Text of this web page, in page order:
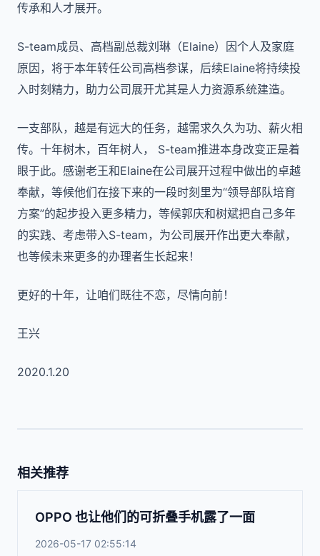
传承和人才展开。
S-team成员、高档副总裁刘琳（Elaine）因个人及家庭
原因，将于本年转任公司高档参谋，后续Elaine将持续投
入时刻精力，助力公司展开尤其是人力资源系统建造。
一支部队，越是有远大的任务，越需求久久为功、薪火相
传。十年树木，百年树人， S-team推进本身改变正是着
眼于此。感谢老王和Elaine在公司展开过程中做出的卓越
奉献，等候他们在接下来的一段时刻里为“领导部队培育
方案”的起步投入更多精力，等候郭庆和树斌把自己多年
的实践、考虑带入S-team，为公司展开作出更大奉献，
也等候未来更多的办理者生长起来！
更好的十年，让咱们既往不恋，尽情向前！
王兴
2020.1.20
相关推荐
OPPO 也让他们的可折叠手机露了一面
2026-05-17 02:55:14